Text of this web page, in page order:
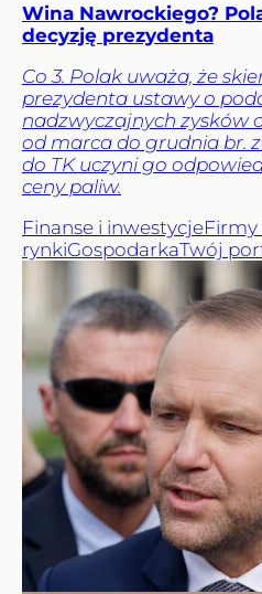
Wina Nawrockiego?
decyzję prezydenta
Co 3. Polak uważa, że
prezydenta ustawy o
nadzwyczajnych zysków
od marca do grudnia br.
do TK uczyni go
ceny paliw.
Finanse i inwestycjeFirmy
rynkiGospodarkaTwój